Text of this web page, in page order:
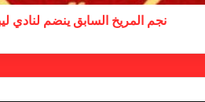
بمذكرة تفاهم
نجم المريخ السابق ينضم لنادي